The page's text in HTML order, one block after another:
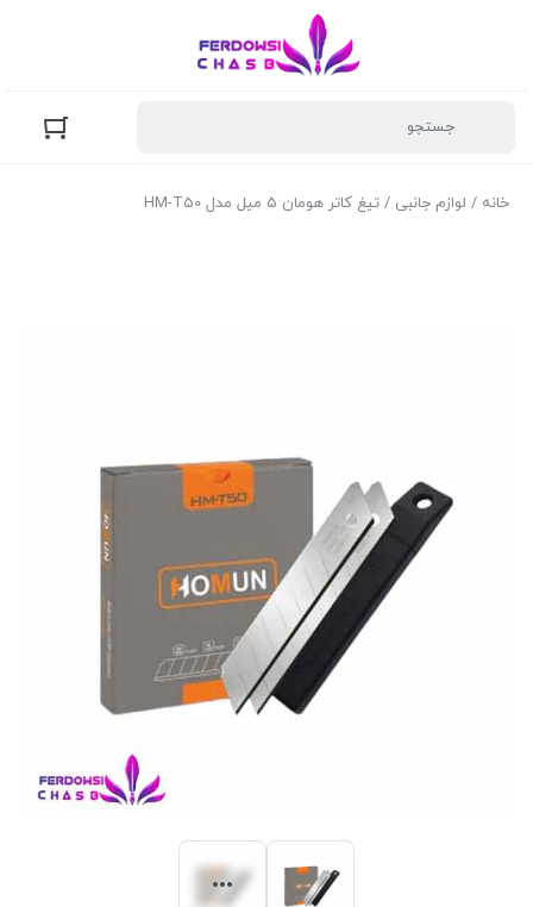
خانه / لوازم جانبی / تیغ کاتر هومان ۵ میل مدل HM-T50